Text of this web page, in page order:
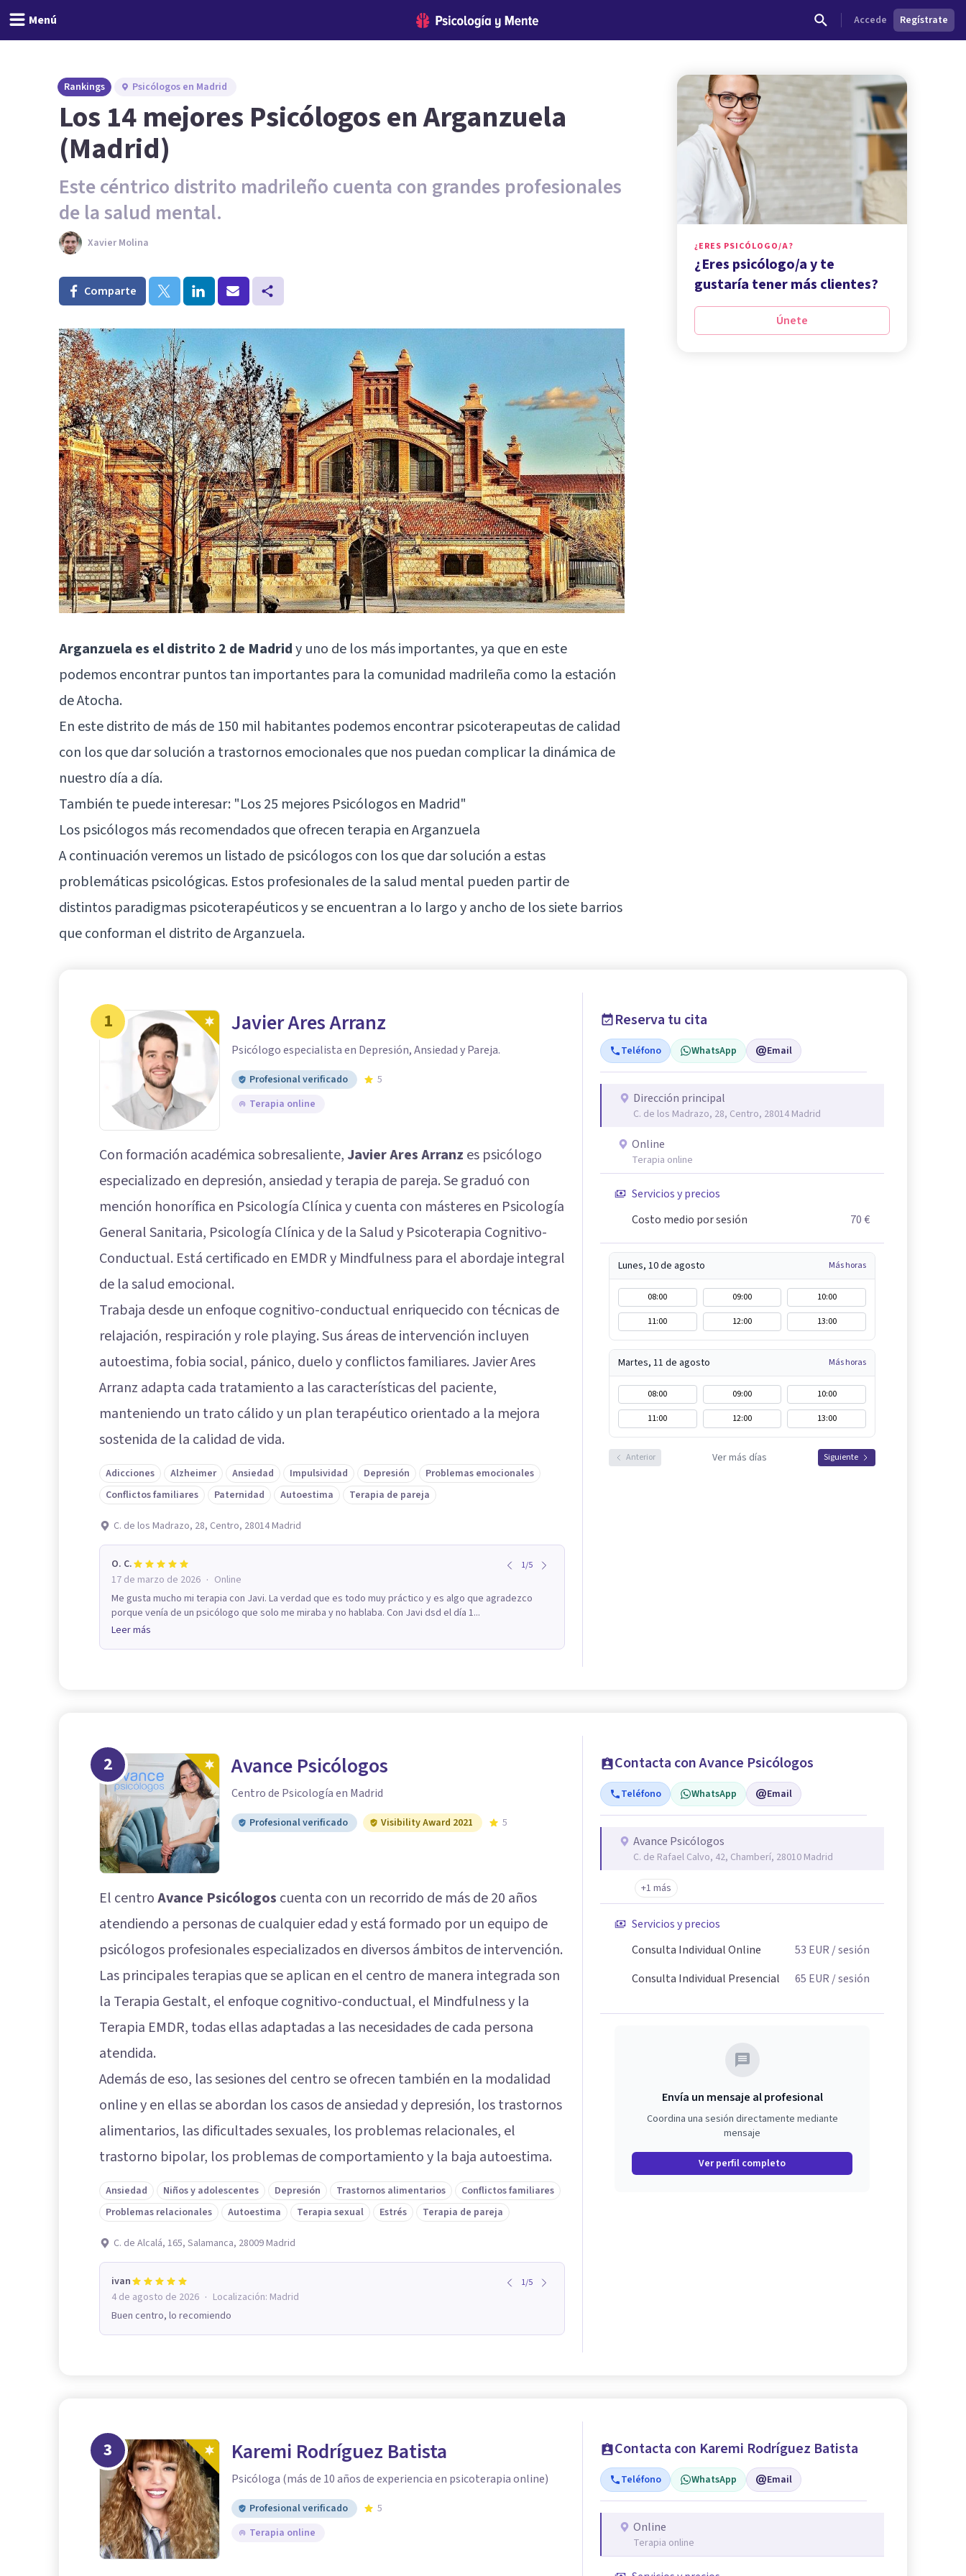
Menú Accede Regístrate
Rankings Psicólogos en Madrid
Los 14 mejores Psicólogos en Arganzuela
(Madrid)
Este céntrico distrito madrileño cuenta con grandes profesionales
de la salud mental.
Xavier Molina
Comparte
Arganzuela es el distrito 2 de Madridy uno de los más importantes, ya que en este
podemos encontrar puntos tan importantes para la comunidad madrileña como la estación
de Atocha.
En este distrito de más de 150 mil habitantes podemos encontrar psicoterapeutas de calidad
con los que dar solución a trastornos emocionales que nos puedan complicar la dinámica de
nuestro día a día.
También te puede interesar: "Los 25 mejores Psicólogos en Madrid"
Los psicólogos más recomendados que ofrecen terapia en Arganzuela
A continuación veremos un listado de psicólogos con los que dar solución a estas
problemáticas psicológicas. Estos profesionales de la salud mental pueden partir de
distintos paradigmas psicoterapéuticos y se encuentran a lo largo y ancho de los siete barrios
que conforman el distrito de Arganzuela.
¿ERES PSICÓLOGO/A?
¿Eres psicólogo/a y te
gustaría tener más clientes?
Únete
1 Javier Ares Arranz
Psicólogo especialista en Depresión, Ansiedad y Pareja.
Profesional verificado
5
Terapia online
Con formación académica sobresaliente,Javier Ares Arranz es psicólogo
especializado en depresión, ansiedad y terapia de pareja. Se graduó con
mención honorífica en Psicología Clínica y cuenta con másteres en Psicología
General Sanitaria, Psicología Clínica y de la Salud y Psicoterapia Cognitivo-
Conductual. Está certificado en EMDR y Mindfulness para el abordaje integral
de la salud emocional.
Trabaja desde un enfoque cognitivo-conductual enriquecido con técnicas de
relajación, respiración y role playing. Sus áreas de intervención incluyen
autoestima, fobia social, pánico, duelo y conflictos familiares. Javier Ares
Arranz adapta cada tratamiento a las características del paciente,
manteniendo un trato cálido y un plan terapéutico orientado a la mejora
sostenida de la calidad de vida.
Adicciones Alzheimer Ansiedad Impulsividad Depresión
Problemas emocionales
Conflictos familiares
Paternidad Autoestima Terapia de pareja
C. de los Madrazo, 28, Centro, 28014 Madrid
O. C. 1/5
17 de marzo de 2026 · Online
Me gusta mucho mi terapia con Javi. La verdad que es todo muy práctico y es algo que agradezco
porque venía de un psicólogo que solo me miraba y no hablaba. Con Javi dsd el día 1...
Leer más
Reserva tu cita
Teléfono WhatsApp Email
Dirección principal
C. de los Madrazo, 28, Centro, 28014 Madrid
Online
Terapia online
Servicios y precios
Costo medio por sesión
70 €
Lunes, 10 de agosto Más horas
08:00 09:00
10:00
11:00
12:00 13:00
Martes, 11 de agosto Más horas
08:00 09:00
10:00
11:00
12:00 13:00
Anterior Ver más días Siguiente
2 Avance Psicólogos
Centro de Psicología en Madrid
Profesional verificado Visibility Award 2021 5
El centroAvance Psicólogos cuenta con un recorrido de más de 20 años
atendiendo a personas de cualquier edad y está formado por un equipo de
psicólogos profesionales especializados en diversos ámbitos de intervención.
Las principales terapias que se aplican en el centro de manera integrada son
la Terapia Gestalt, el enfoque cognitivo-conductual, el Mindfulness y la
Terapia EMDR, todas ellas adaptadas a las necesidades de cada persona
atendida.
Además de eso, las sesiones del centro se ofrecen también en la modalidad
online y en ellas se abordan los casos de ansiedad y depresión, los trastornos
alimentarios, las dificultades sexuales, los problemas relacionales, el
trastorno bipolar, los problemas de comportamiento y la baja autoestima.
Ansiedad Niños y adolescentes Depresión Trastornos alimentarios
Conflictos familiares
Problemas relacionales
Autoestima Terapia sexual Estrés Terapia de pareja
C. de Alcalá, 165, Salamanca, 28009 Madrid
ivan 1/5
4 de agosto de 2026 · Localización: Madrid
Buen centro, lo recomiendo
Contacta con Avance Psicólogos
Teléfono WhatsApp Email
Avance Psicólogos
C. de Rafael Calvo, 42, Chamberí, 28010 Madrid
+1 más
Servicios y precios
Consulta Individual Online
53 EUR / sesión
Consulta Individual Presencial
65 EUR / sesión
Envía un mensaje al profesional
Coordina una sesión directamente mediante
mensaje
Ver perfil completo
3 Karemi Rodríguez Batista
Psicóloga (más de 10 años de experiencia en psicoterapia online)
Profesional verificado
5
Terapia online
Contacta con Karemi Rodríguez Batista
Teléfono WhatsApp Email
Online
Terapia online